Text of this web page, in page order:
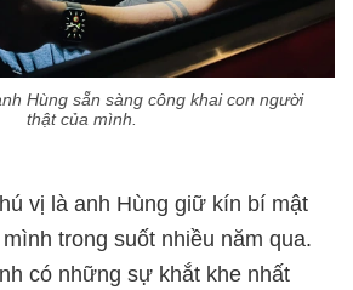
Hùng sẵn sàng công khai con người
thật của mình.
vị là anh Hùng giữ kín bí mật
trong suốt nhiều năm qua.
có những sự khắt khe nhất